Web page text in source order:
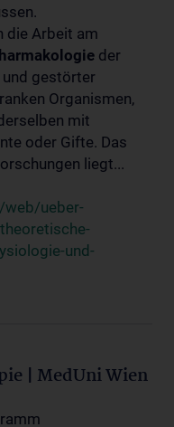
die Arbeit am
der
und gestörter
Organismen,
mit
oder Gifte. Das
liegt...
web/ueber-
und-
| MedUni Wien